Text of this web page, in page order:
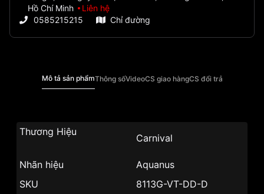
Hồ Chí Minh
Liên hệ
0585215215
Chỉ đường
Mô tả sản phẩmThông sốVideoCS giao hàngCS đổi trả
Thương Hiệu
Carnival
Nhãn hiệu
Aquanus
SKU
8113G-VT-DD-D